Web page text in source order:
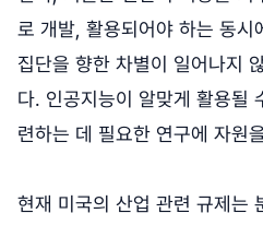
로 개발, 활용되어야 하는 동시
집단을 향한 차별이 일어나지
다. 인공지능이 알맞게 활용될
련하는 데 필요한 연구에 자원
현재 미국의 산업 관련 규제는